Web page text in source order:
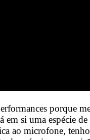
porque
em si uma espécie
ao microfone,